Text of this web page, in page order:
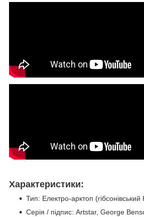
Характеристики:
Тип: Електро-арктоп
Серія / підпис: Artstar, George